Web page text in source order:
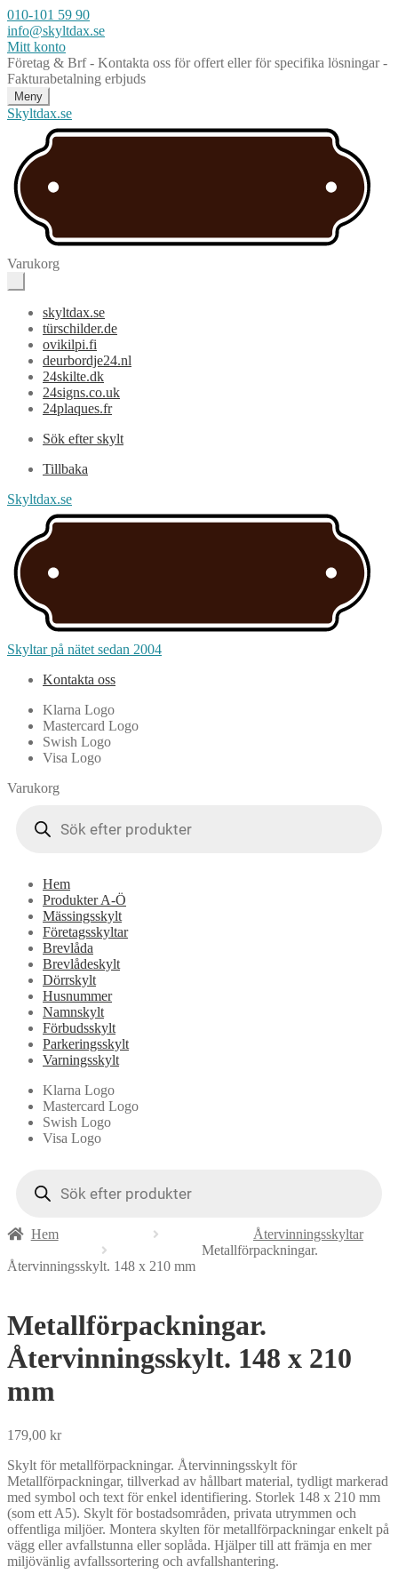
010-101 59 90
info@skyltdax.se
Mitt konto
Företag & Brf - Kontakta oss för offert eller för specifika lösningar -
Fakturabetalning erbjuds
Meny
Skyltdax.se
Varukorg
skyltdax.se
türschilder.de
ovikilpi.fi
deurbordje24.nl
24skilte.dk
24signs.co.uk
24plaques.fr
Sök efter skylt
Tillbaka
Skyltdax.se
Skyltar på nätet sedan 2004
Kontakta oss
Klarna Logo
Mastercard Logo
Swish Logo
Visa Logo
Varukorg
search
Hem
Produkter A-Ö
Mässingsskylt
Företagsskyltar
Brevlåda
Brevlådeskylt
Dörrskylt
Husnummer
Namnskylt
Förbudsskylt
Parkeringsskylt
Varningsskylt
Klarna Logo
Mastercard Logo
Swish Logo
Visa Logo
search
Hem
Återvinningsskyltar
Metallförpackningar.
Återvinningsskylt. 148 x 210 mm
Metallförpackningar.
Återvinningsskylt. 148 x 210
mm
179,00 kr
Skylt för metallförpackningar. Återvinningsskylt för
Metallförpackningar, tillverkad av hållbart material, tydligt markerad
med symbol och text för enkel identifiering. Storlek 148 x 210 mm
(som ett A5). Skylt för bostadsområden, privata utrymmen och
offentliga miljöer. Montera skylten för metallförpackningar enkelt på
vägg eller avfallstunna eller soplåda. Hjälper till att främja en mer
miljövänlig avfallssortering och avfallshantering.